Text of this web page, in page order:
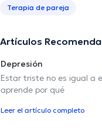
Terapia de pareja
Artículos
Depresión
Estar triste no es igual a
aprende por qué
Leer el artículo completo